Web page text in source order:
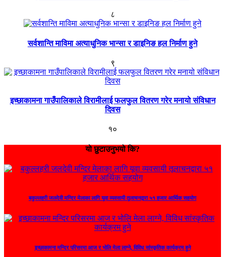
८
सर्वशान्ति माविमा अत्याधुनिक भान्सा र डाइनिङ हल निर्माण हुने
९
इच्छाकामना गाउँपालिकाले विरामीलाई फलफुल वितरण गरेर मनायो संविधान
दिवस
१०
यो छुटाउनुभयो कि?
बकुल्लहरी जलदेवी मन्दिर मेलाका लागि यूवा व्यवसायी तूलाचनद्वारा ५१ हजार आर्थिक सहयोग
इच्छाकामना मन्दिर परिसरमा आज र भोलि मेला लाग्ने, विविध सांस्कृतिक कार्यक्रम हुने